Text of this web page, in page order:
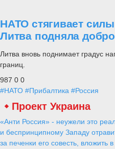
НАТО стягивает
Литва подняла
Литва вновь поднимает градус
границ.
987 0 0
#НАТО #Прибалтика #Россия
Проект Украина
«Анти Россия» - неужели это
и беспринципному Западу
за печенки его совесть,